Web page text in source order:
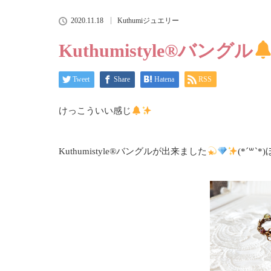
2020.11.18 Kuthumiジュエリー
Kuthumistyle®️バングル
Tweet Share Hatena RSS
けっこういい感じ
Kuthumistyle®️バングルが出来ました (*´꒳`*)